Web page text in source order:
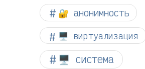
🔐 анонимность
🖥️ виртуализация
🖥️ система